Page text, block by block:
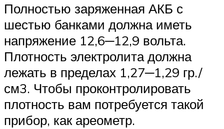
Полностью заряженная АКБ с
шестью банками должна иметь
напряжение 12,6─12,9 вольта.
Плотность электролита должна
лежать в пределах 1,27─1,29 гр./
см3. Чтобы проконтролировать
плотность вам потребуется такой
прибор, как ареометр.